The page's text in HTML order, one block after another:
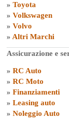
» Toyota
» Volkswagen
» Volvo
» Altri Marchi
Assicurazione e
» RC Auto
» RC Moto
» Finanziamenti
» Leasing auto
» Noleggio Auto